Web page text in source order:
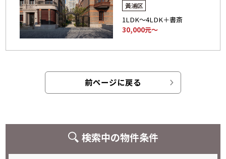
黃浦区
1LDK～4LDK＋書斎
30,000元～
前ページに戻る
検索中の物件条件